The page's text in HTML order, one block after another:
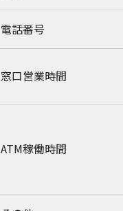
電話番号
窓口営業時間
ATM稼働時間